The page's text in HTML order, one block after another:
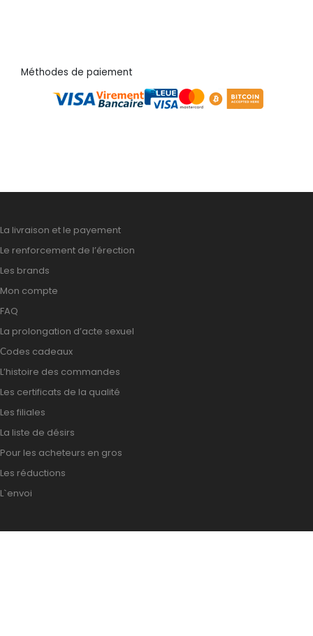
Méthodes de paiement
La livraison et le payement
Le renforcement de l’érection
Les brands
Mon compte
FAQ
La prolongation d’acte sexuel
Сodes cadeaux
L’histoire des commandes
Les certificats de la qualité
Les filiales
La liste de désirs
Pour les acheteurs en gros
Les réductions
L`envoi